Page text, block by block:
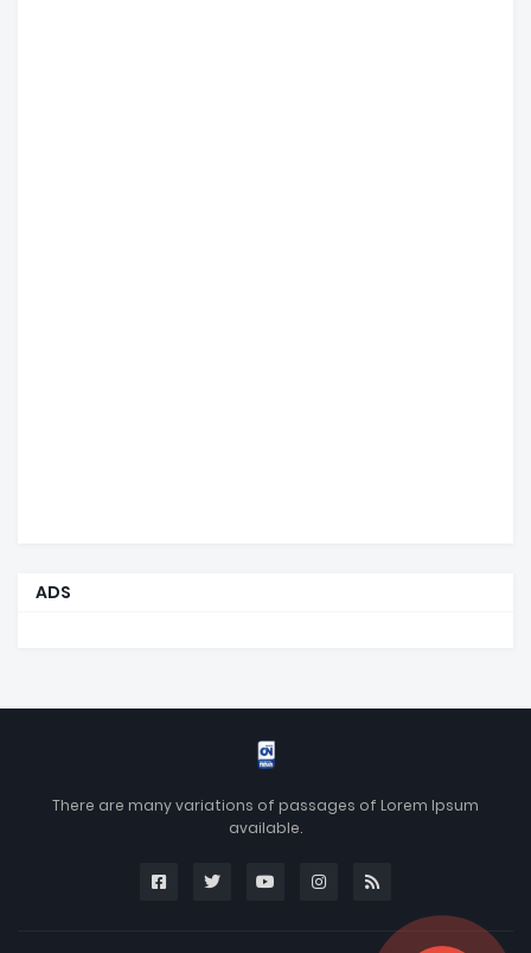
ADS
There are many variations of passages of Lorem Ipsum
available.